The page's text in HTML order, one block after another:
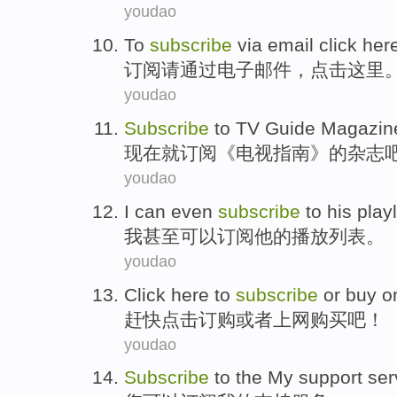
youdao
To subscribe via email click
订阅请通过电子邮件 ， 点击这里
youdao
Subscribe to TV Guide
现在就订阅 《电视指南》的杂志
youdao
I can even subscribe to his
我甚至可以订阅他的播放列表。
youdao
Click here to subscribe or buy
赶快点击订购或者 上网 购买吧！
youdao
Subscribe to the My support